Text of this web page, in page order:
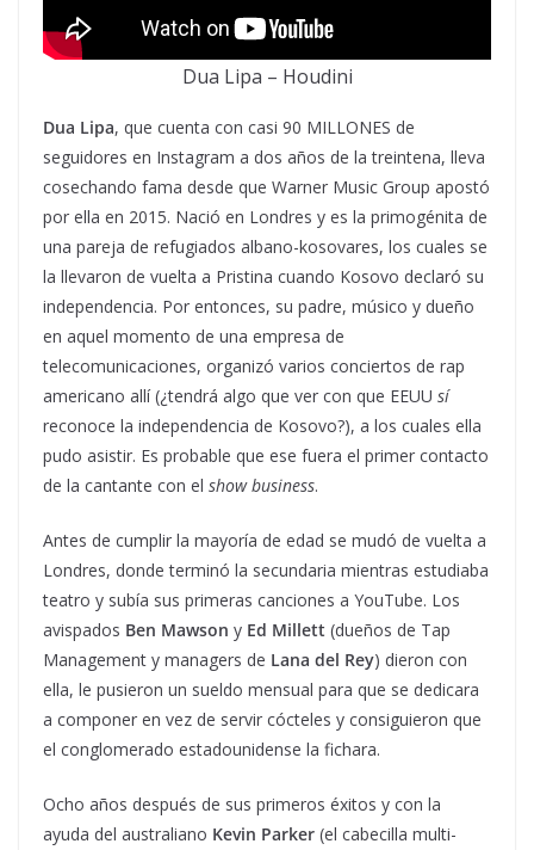
Dua Lipa – Houdini
Dua Lipa, que cuenta con casi 90 MILLONES de
seguidores en Instagram a dos años de la treintena, lleva
cosechando fama desde que Warner Music Group apostó
por ella en 2015. Nació en Londres y es la primogénita de
una pareja de refugiados albano-kosovares, los cuales se
la llevaron de vuelta a Pristina cuando Kosovo declaró su
independencia. Por entonces, su padre, músico y dueño
en aquel momento de una empresa de
telecomunicaciones, organizó varios conciertos de rap
americano allí (¿tendrá algo que ver con que EEUU sí
reconoce la independencia de Kosovo?), a los cuales ella
pudo asistir. Es probable que ese fuera el primer contacto
de la cantante con el show business.
Antes de cumplir la mayoría de edad se mudó de vuelta a
Londres, donde terminó la secundaria mientras estudiaba
teatro y subía sus primeras canciones a YouTube. Los
avispados Ben Mawson y Ed Millett (dueños de Tap
Management y managers de Lana del Rey) dieron con
ella, le pusieron un sueldo mensual para que se dedicara
a componer en vez de servir cócteles y consiguieron que
el conglomerado estadounidense la fichara.
Ocho años después de sus primeros éxitos y con la
ayuda del australiano Kevin Parker (el cabecilla multi-